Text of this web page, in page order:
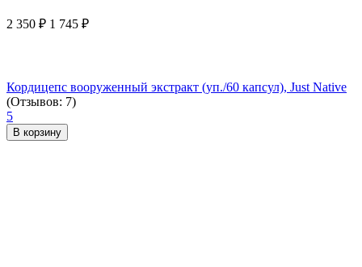
2 350 ₽ 1 745 ₽
Кордицепс вооруженный экстракт (уп./60 капсул), Just Native
(Отзывов: 7)
5
В корзину